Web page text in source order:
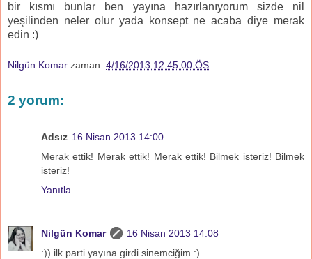
bir kısmı bunlar ben yayına hazırlanıyorum sizde nil
yeşilinden neler olur yada konsept ne acaba diye merak
edin :)
Nilgün Komar zaman: 4/16/2013 12:45:00 ÖS
2 yorum:
Adsız 16 Nisan 2013 14:00
Merak ettik! Merak ettik! Merak ettik! Bilmek isteriz! Bilmek
isteriz!
Yanıtla
Nilgün Komar
16 Nisan 2013 14:08
:)) ilk parti yayına girdi sinemciğim :)